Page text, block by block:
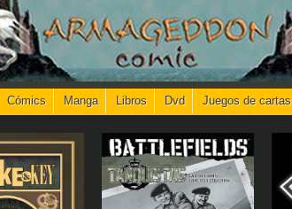
Cómics Manga Libros Dvd Juegos de cartas